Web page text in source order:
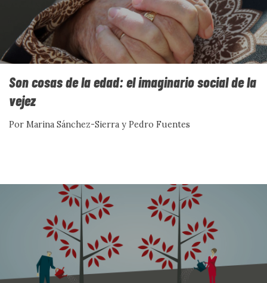
queda en la denuncia: busca las grietas por donde abrir
comunidad. Frente a la sospecha, propone
contranarrativas capaces de escuchar, vincular y sostener
vidas dignas, para imaginar juntas una sociedad menos
herida y más habitable.
EDITORIAL
ACCIÓN SOCIAL
CIENCIA SOCIAL
DEL DATO A LA ACCIÓN
SIN PALABRAS
Son cosas de la edad: el imaginario social de la
vejez
Por Marina Sánchez-Sierra y Pedro Fuentes